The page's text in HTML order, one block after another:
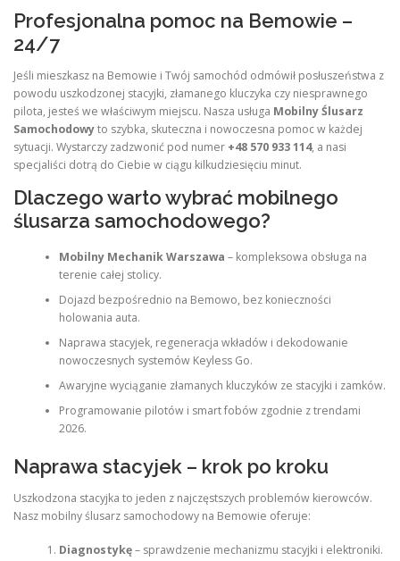
Profesjonalna pomoc na Bemowie –
24/7
Jeśli mieszkasz na Bemowie i Twój samochód odmówił posłuszeństwa z
powodu uszkodzonej stacyjki, złamanego kluczyka czy niesprawnego
pilota, jesteś we właściwym miejscu. Nasza usługa Mobilny Ślusarz
Samochodowyto szybka, skuteczna i nowoczesna pomoc w każdej
sytuacji. Wystarczy zadzwonić pod numer +48 570 933 114, a nasi
specjaliści dotrą do Ciebie w ciągu kilkudziesięciu minut.
Dlaczego warto wybrać mobilnego
ślusarza samochodowego?
Mobilny Mechanik Warszawa – kompleksowa obsługa na
terenie całej stolicy.
Dojazd bezpośrednio na Bemowo, bez konieczności
holowania auta.
Naprawa stacyjek, regeneracja wkładów i dekodowanie
nowoczesnych systemów Keyless Go.
Awaryjne wyciąganie złamanych kluczyków ze stacyjki i zamków.
Programowanie pilotów i smart fobów zgodnie z trendami
2026.
Naprawa stacyjek – krok po kroku
Uszkodzona stacyjka to jeden z najczęstszych problemów kierowców.
Nasz mobilny ślusarz samochodowy na Bemowie oferuje:
Diagnostykę– sprawdzenie mechanizmu stacyjki i elektroniki.